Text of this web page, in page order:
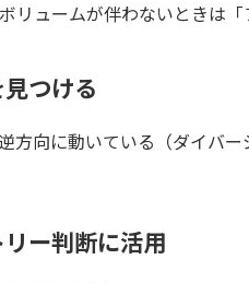
リュームが伴わないときは「
つける
方向に動いている（ダイバ
ー判断に活用